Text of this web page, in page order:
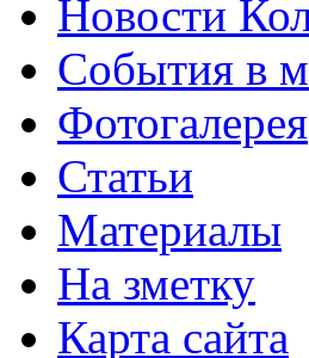
Новости
События в
Фотогалерея
Статьи
Материалы
На зметку
Карта сайта